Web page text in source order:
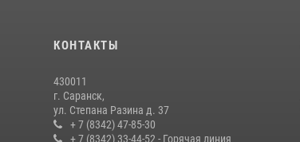
КОНТАКТЫ
430011
г. Саранск,
ул. Степана Разина д. 37
+ 7 (8342) 47-85-30
+ 7 (8342) 33-44-52 - Горячая линия